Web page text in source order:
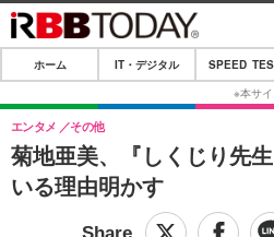
ホーム
IT・デジタル
IT・デジタルTOP
SPEED TEST
ホーム IT・デジタル SPEED
菊地亜美、『しくじり先
いる理由明かす
エンタメ その他